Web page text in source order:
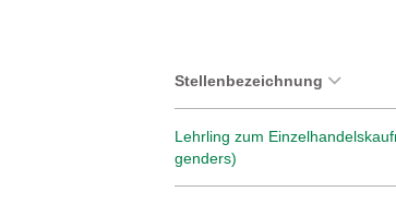
Stellenbezeichnung
Lehrling zum
genders)